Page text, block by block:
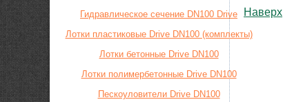
Гидравлическое сечение DN100 Drive
Лотки пластиковые Drive DN100 (комплекты)
Лотки бетонные Drive DN100
Лотки полимербетонные Drive DN100
Пескоуловители Drive DN100
Наверх